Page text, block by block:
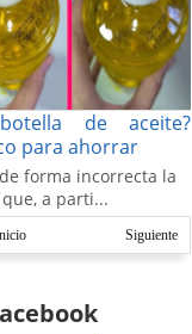
de aceite?
para ahorrar
forma incorrecta la
a parti...
Siguiente